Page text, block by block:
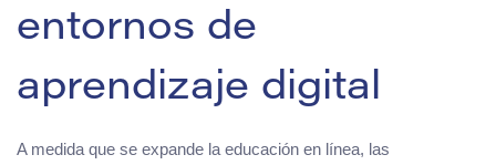
entornos de
aprendizaje digital
A medida que se expande la educación en línea, las